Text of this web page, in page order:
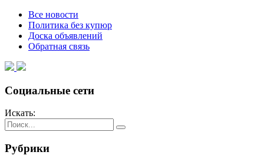
Все новости
Политика без купюр
Доска объявлений
Обратная связь
Социальные сети
Искать:
Рубрики